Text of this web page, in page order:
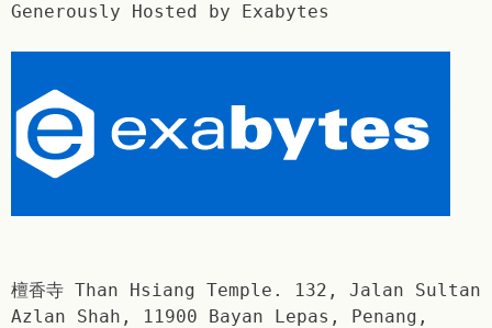
Generously Hosted by Exabytes
檀香寺 Than Hsiang Temple. 132, Jalan Sultan
Azlan Shah, 11900 Bayan Lepas, Penang,